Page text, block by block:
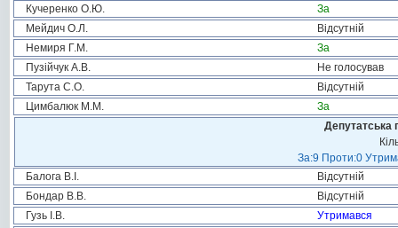
Кучеренко О.Ю.
За
Мейдич О.Л.
Відсутній
Немиря Г.М.
За
Пузійчук А.В.
Не голосував
Тарута С.О.
Відсутній
Цимбалюк М.М.
За
Депутатська
За:9 Проти:0
Балога В.І.
Відсутній
Бондар В.В.
Відсутній
Гузь І.В.
Утримався